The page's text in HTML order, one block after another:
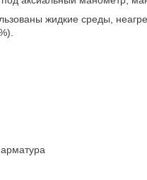
жидкие среды,